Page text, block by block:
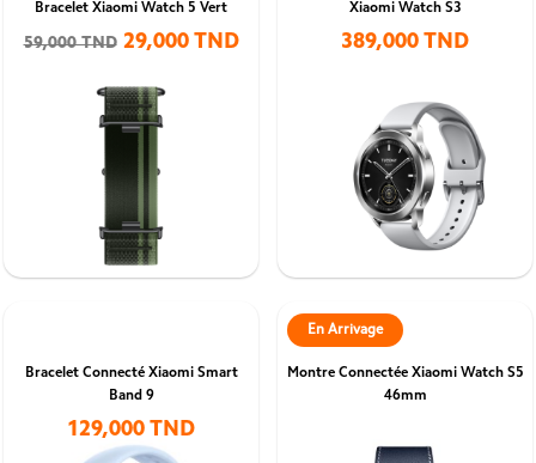
Bracelet Xiaomi Watch 5 Vert
59,000 TND 29,000 TND
Xiaomi Watch S3
389,000 TND
Bracelet Connecté Xiaomi Smart
Band 9
129,000 TND
Montre Connectée Xiaomi Watch S5
46mm
En Arrivage